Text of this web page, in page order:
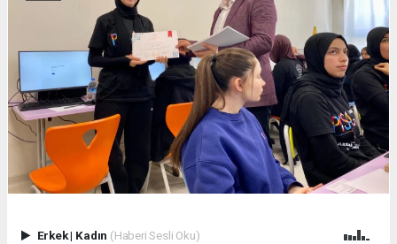
Erkek| Kadın (Haberi Sesli Oku)